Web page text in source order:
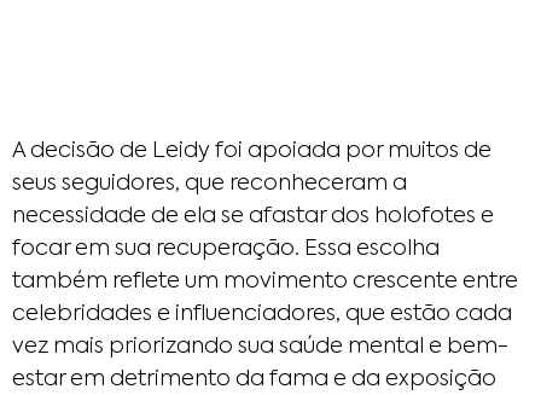
A decisão de Leidy foi apoiada por muitos de
seus seguidores, que reconheceram a
necessidade de ela se afastar dos holofotes e
focar em sua recuperação. Essa escolha
também reflete um movimento crescente entre
celebridades e influenciadores, que estão cada
vez mais priorizando sua saúde mental e bem-
estar em detrimento da fama e da exposição